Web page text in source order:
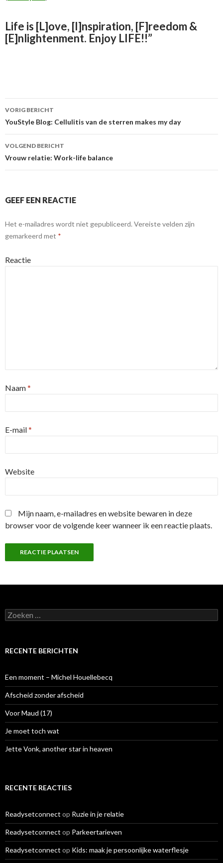
Life is [L]ove, [I]nspiration, [F]reedom &
[E]nlightenment. Enjoy LIFE!!”
Berichtnavigatie
VORIG BERICHT
YouStyle Blog: Cellulitis van de sterren makes my day
VOLGEND BERICHT
Vrouw relatie: Work-life balance
GEEF EEN REACTIE
Het e-mailadres wordt niet gepubliceerd. Vereiste velden zijn
gemarkeerd met *
Reactie
Naam*
E-mail*
Website
Mijn naam, e-mailadres en website bewaren in deze
browser voor de volgende keer wanneer ik een reactie plaats.
Z
o
e
a
a
r
:
RECENTE BERICHTEN
Een moment – Michel Houellebecq
Afscheid zonder afscheid
Voor Maud (17)
Je moet toch wat
Jette Vonk, another star in heaven
RECENTE REACTIES
Readysetconnect op Ruzie in je relatie
Readysetconnect op Parkeertarieven
Readysetconnect op Kids: maak je persoonlijke waterflesje